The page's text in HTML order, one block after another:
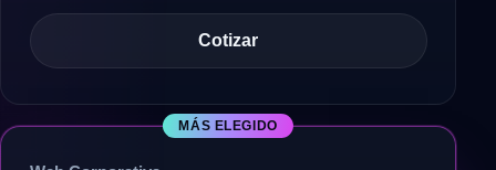
Cotizar
MÁS ELEGIDO